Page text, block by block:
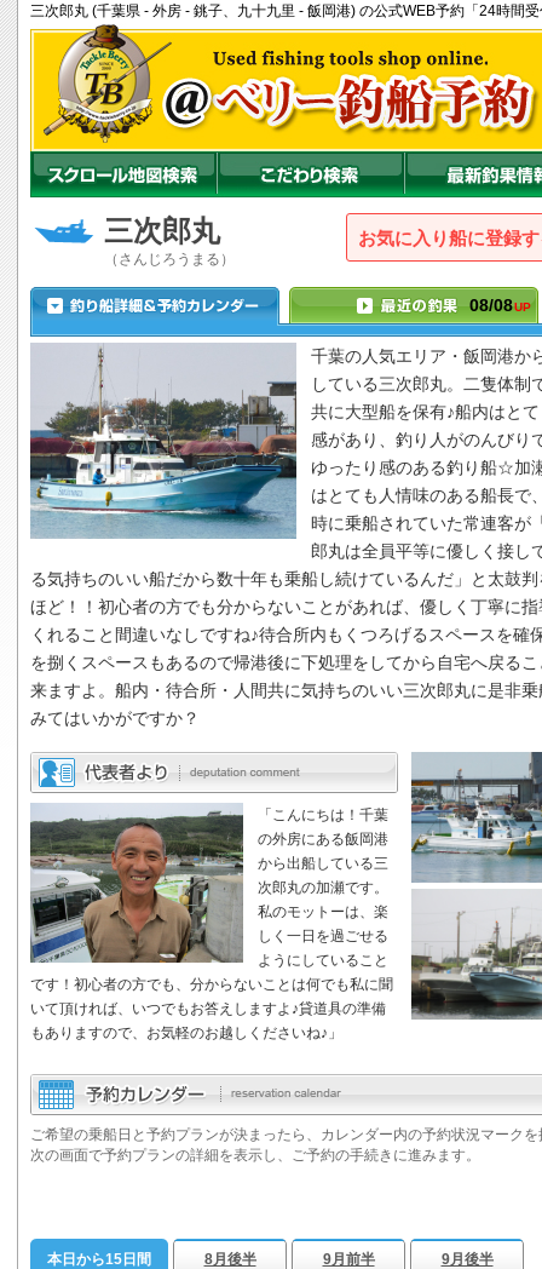
三次郎丸 (千葉県 - 外房 - 銚子、九十九里 - 飯岡港) の公式WEB予約「24時間
三次郎丸
（さんじろうまる）
お気に入り船に登録
08/08UP
千葉の人気エリア・飯岡港か
している三次郎丸。二隻体制
共に大型船を保有♪船内はと
感があり、釣り人がのんびり
ゆったり感のある釣り船☆加
はとても人情味のある船長で
時に乗船されていた常連客が
郎丸は全員平等に優しく接し
る気持ちのいい船だから数十年も乗船し続けているんだ」と太鼓
ほど！！初心者の方でも分からないことがあれば、優しく丁寧に
くれること間違いなしですね♪待合所内もくつろげるスペースを確
を捌くスペースもあるので帰港後に下処理をしてから自宅へ戻る
来ますよ。船内・待合所・人間共に気持ちのいい三次郎丸に是非
みてはいかがですか？
「こんにちは！千葉
の外房にある飯岡港
から出船している三
次郎丸の加瀬です。
私のモットーは、楽
しく一日を過ごせる
ようにしていること
です！初心者の方でも、分からないことは何でも私に聞
いて頂ければ、いつでもお答えしますよ♪貸道具の準備
もありますので、お気軽のお越しくださいね♪」
ご希望の乗船日と予約プランが決まったら、カレンダー内の予約状況マーク
次の画面で予約プランの詳細を表示し、ご予約の手続きに進みます。
本日から15日間 8月後半 9月前半 9月後半